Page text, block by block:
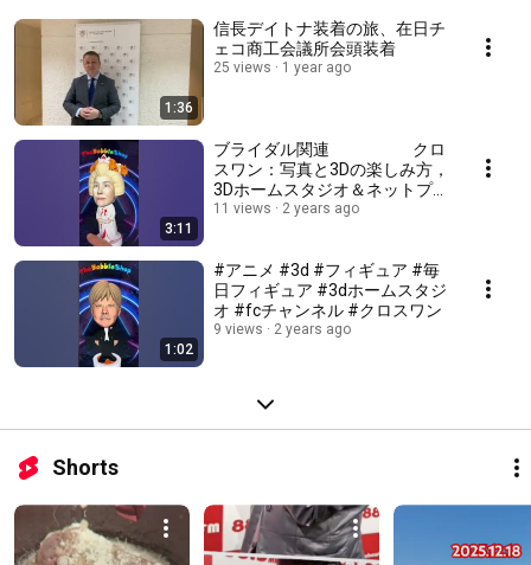
1:36
信長デイトナ装着の旅、在日チ
ェコ商工会議所会頭装着
25 views 1 year ago
3:11
ブライダル関連 クロ
スワン：写真と3Dの楽しみ方，
3Dホームスタジオ＆ネットプリ
ントよろしく願いします。
11 views 2 years ago
1:02
#アニメ #3d #フィギュア #毎
日フィギュア #3dホームスタジ
オ #fcチャンネル #クロスワン
9 views 2 years ago
Shorts